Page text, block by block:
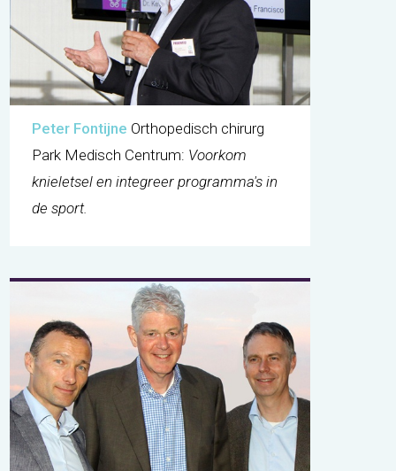
Peter Fontijne Orthopedisch chirurg
Park Medisch Centrum: Voorkom
knieletsel en integreer programma's in
de sport.